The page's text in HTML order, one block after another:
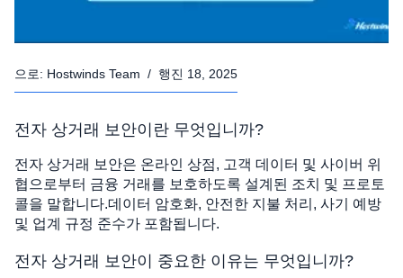
으로: Hostwinds Team / 행진 18, 2025
전자 상거래 보안이란 무엇입니까?
전자 상거래 보안은 온라인 상점, 고객 데이터 및 사이버 위
협으로부터 금융 거래를 보호하도록 설계된 조치 및 프로토
콜을 말합니다.데이터 암호화, 안전한 지불 처리, 사기 예방
및 업계 규정 준수가 포함됩니다.
전자 상거래 보안이 중요한 이유는 무엇입니까?